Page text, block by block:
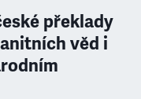
překlady
věd i